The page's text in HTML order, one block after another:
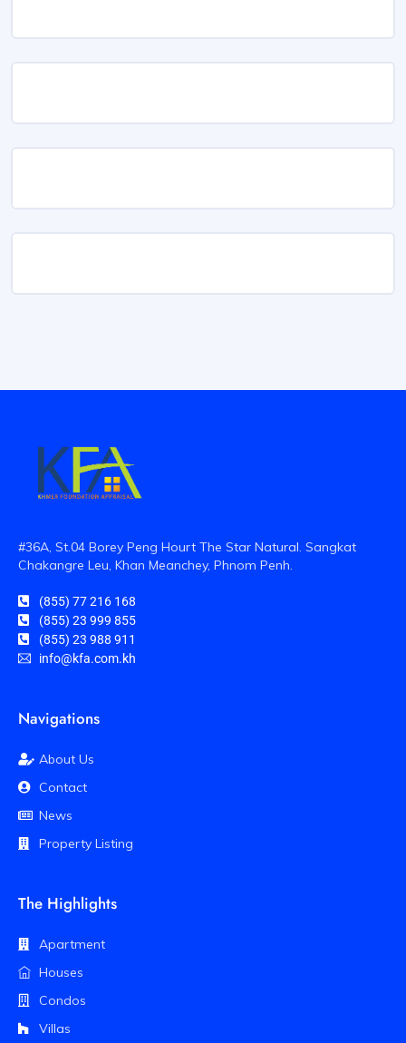
#36A, St.04 Borey Peng Hourt The Star Natural. Sangkat
Chakangre Leu, Khan Meanchey, Phnom Penh.
(855) 77 216 168
(855) 23 999 855
(855) 23 988 911
info@kfa.com.kh
Navigations
About Us
Contact
News
Property Listing
The Highlights
Apartment
Houses
Condos
Villas